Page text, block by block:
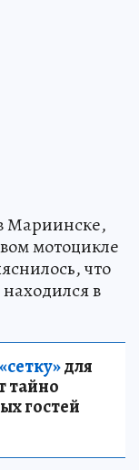
Мариинске,
мотоцикле
что
в
для
тайно
гостей